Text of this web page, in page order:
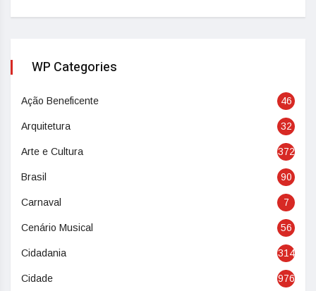
WP Categories
Ação Beneficente 46
Arquitetura 32
Arte e Cultura 372
Brasil 90
Carnaval 7
Cenário Musical 56
Cidadania 314
Cidade 976